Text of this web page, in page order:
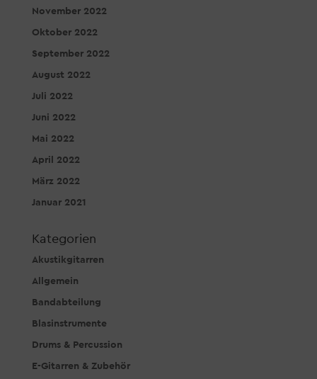
November 2022
Oktober 2022
September 2022
August 2022
Juli 2022
Juni 2022
Mai 2022
April 2022
März 2022
Januar 2021
Kategorien
Akustikgitarren
Allgemein
Bandabteilung
Blasinstrumente
Drums & Percussion
E-Gitarren & Zubehör